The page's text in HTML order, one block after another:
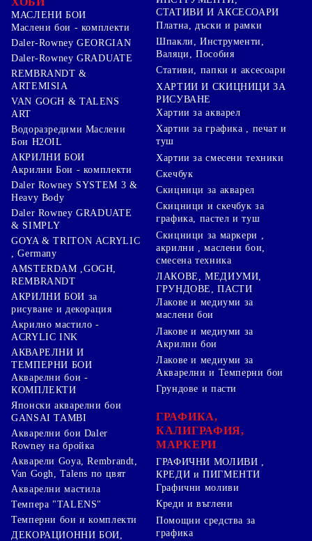
МАСЛЕНИ БОИ
Маслени бои - комплекти
Daler-Rowney GEORGIAN
Daler-Rowney GRADUATE
REMBRANDT &
ARTEMISIA
VAN GOGH & TALENS
ART
Водоразредими Маслени
Бои H2OIL
АКРИЛНИ БОИ
Акрилни Бои - комплекти
Daler Rowney SYSTEM 3 &
Heavy Body
Daler Rowney GRADUATE
& SIMPLY
GOYA & TRITON АCRYLIC
, Germany
AMSTERDAM ,GOGH,
REMBRANDT
АКРИЛНИ БОИ за
рисуване и декорация
Акрилно мастило -
ACRYLIC INK
АКВАРЕЛНИ И
ТЕМПЕРНИ БОИ
Акварелни бои -
КОМПЛЕКТИ
Японски акварелни бои
GANSAI TAMBI
Акварелни бои Daler
Rowney на бройка
Акварели Goya, Rembrandt,
Van Gogh, Talens по цвят
Акварелни мастила
Темпера "TALENS"
Темперни бои и комплекти
ДЕКОРАЦИОННИ БОИ,
СТАТИВИ И АКСЕСОАРИ
Платна, дъски и рамки
Шпакли, Инструменти,
Валяци, Пособия
Стативи, папки и аксесоари
ХАРТИИ И СКИЦНИЦИ ЗА
РИСУВАНЕ
Хартии за акварел
Хартии за графика , печат и
туш
Хартии за смесени техники
Скечбук
Скицници за акварел
Скицници и скечбук за
графика, пастел и туш
Скицници за маркери ,
акрилни , маслени бои,
смесена техника
ЛАКОВЕ, МЕДИУМИ,
ГРУНДОВЕ, ПАСТИ
Лакове и медиуми за
маслени бои
Лакове и медиуми за
Акрилни бои
Лакове и медиуми за
Акварелни и Темперни бои
Грундове и пасти
ГРАФИКА,
КАЛИГРАФИЯ,
МАРКЕРИ
ГРАФИЧНИ МОЛИВИ ,
КРЕДИ и ПИГМЕНТИ
Графични моливи
Креди и въглени
Помощни средства за
графика